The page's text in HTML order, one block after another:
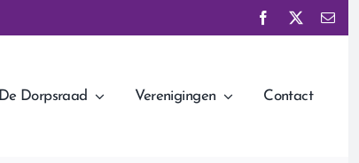
De Dorpsraad Verenigingen Contact